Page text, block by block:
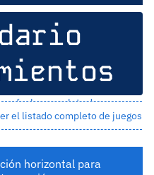
fecha completa de
el listado completo de juegos
horizontal para